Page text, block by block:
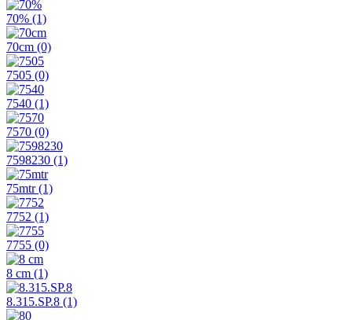
70% (1)
70cm (0)
7505 (0)
7540 (1)
7570 (0)
7598230 (1)
75mtr(1)
7752 (1)
7755 (0)
8 cm (1)
8.315.SP.8 (1)